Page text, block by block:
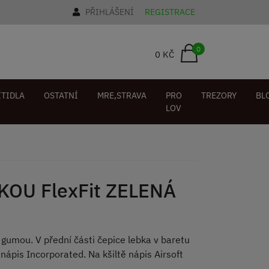
PŘIHLÁŠENÍ REGISTRACE
0 KČ 0
OSTATNÍ MRE,STRAVA
PRO
LOV
TREZORY
FlexFit ZELENÁ
V přední části čepice lebka v baretu
Incorporated. Na kšiltě nápis Airsoft